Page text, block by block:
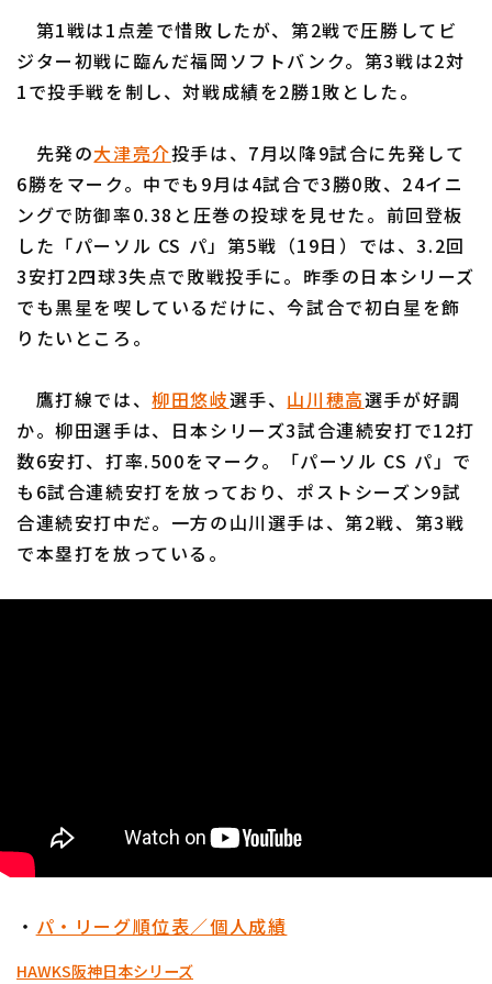
利用規約 プライバシーポリシー
運営会社（別ウィンドウで開く） よくある質問
第1戦は1点差で惜敗したが、第2戦で圧勝してビ
ジター初戦に臨んだ福岡ソフトバンク。第3戦は2対
1で投手戦を制し、対戦成績を2勝1敗とした。
先発の大津亮介投手は、7月以降9試合に先発して
6勝をマーク。中でも9月は4試合で3勝0敗、24イニ
ングで防御率0.38と圧巻の投球を見せた。前回登板
した「パーソル CS パ」第5戦（19日）では、3.2回
3安打2四球3失点で敗戦投手に。昨季の日本シリーズ
でも黒星を喫しているだけに、今試合で初白星を飾
りたいところ。
鷹打線では、柳田悠岐選手、 山川穂高選手が好調
か。柳田選手は、日本シリーズ3試合連続安打で12打
数6安打、打率.500をマーク。「パーソル CS パ」で
も6試合連続安打を放っており、ポストシーズン9試
合連続安打中だ。一方の山川選手は、第2戦、第3戦
で本塁打を放っている。
・ パ・リーグ順位表／個人成績
HAWKS阪神日本シリーズ